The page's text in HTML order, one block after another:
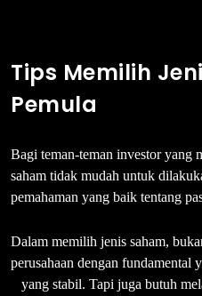
Tips Memilih
Pemula
Bagi teman-teman investor yang
saham tidak mudah untuk
pemahaman yang baik tentang
Dalam memilih jenis saham,
perusahaan dengan fundamental
yang stabil. Tapi juga butuh